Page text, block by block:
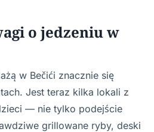
o jedzeniu w
w Bečići znacznie się
Jest teraz kilka lokali z
— nie tylko podejście
grillowane ryby, deski